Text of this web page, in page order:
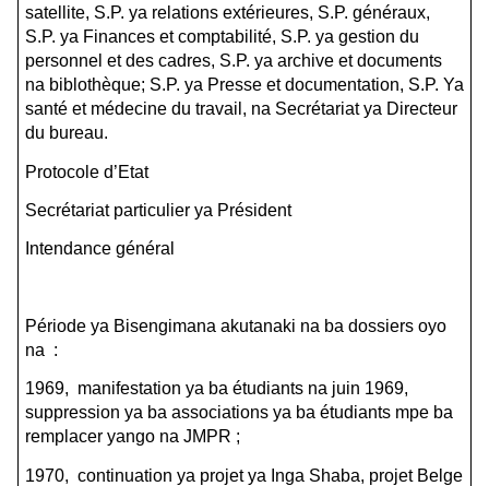
satellite, S.P. ya relations extérieures, S.P. généraux,
S.P. ya Finances et comptabilité, S.P. ya gestion du
personnel et des cadres, S.P. ya archive et documents
na biblothèque; S.P. ya Presse et documentation, S.P. Ya
santé et médecine du travail, na Secrétariat ya Directeur
du bureau.
Protocole d’Etat
Secrétariat particulier ya Président
Intendance général
Période ya Bisengimana akutanaki na ba dossiers oyo
na :
1969, manifestation ya ba étudiants na juin 1969,
suppression ya ba associations ya ba étudiants mpe ba
remplacer yango na JMPR ;
1970, continuation ya projet ya Inga Shaba, projet Belge